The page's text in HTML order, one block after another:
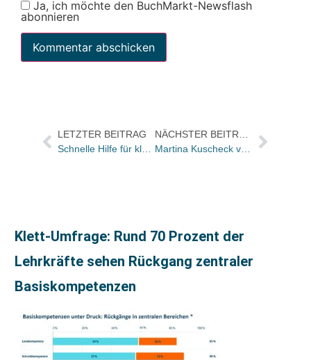
Ja, ich möchte den BuchMarkt-Newsflash
abonnieren
LETZTER BEITRAG
Schnelle Hilfe für kleine Buchhandlungen: Elektronischer Adventskalender für Ihre Veranstaltungen im Weihnachtsgeschäft
Klett-Umfrage: Rund 70 Prozent der
Lehrkräfte sehen Rückgang zentraler
Basiskompetenzen